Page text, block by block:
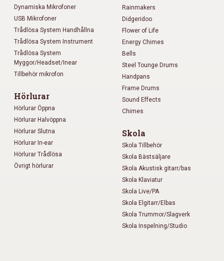
Dynamiska Mikrofoner
USB Mikrofoner
Trådlösa System Handhållna
Trådlösa System Instrument
Trådlösa System
Myggor/Headset/Inear
Tillbehör mikrofon
Hörlurar
Hörlurar Öppna
Hörlurar Halvöppna
Hörlurar Slutna
Hörlurar In-ear
Hörlurar Trådlösa
Övrigt hörlurar
Rainmakers
Didgeridoo
Flower of Life
Energy Chimes
Bells
Steel Tounge Drums
Handpans
Frame Drums
Sound Effects
Chimes
Skola
Skola Tillbehör
Skola Bästsäljare
Skola Akustisk gitarr/bas
Skola Klaviatur
Skola Live/PA
Skola Elgitarr/Elbas
Skola Trummor/Slagverk
Skola Inspelning/Studio